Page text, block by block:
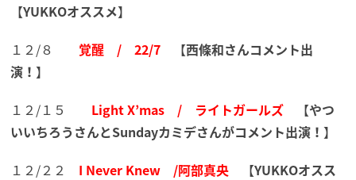
【YUKKOオススメ】
１２/８
覚醒 / 22/7 【西條和さんコメント出
演！】
１２/１５
Light X’mas / ライトガールズ 【やつ
いいちろうさんとSundayカミデさんがコメント出演！】
１２/２２
I Never Knew /阿部真央 【YUKKOオスス